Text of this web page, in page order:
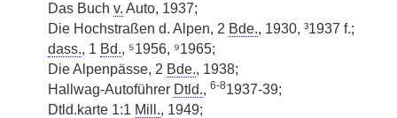
Das Buch v. Auto, 1937;
Die Hochstraßen d. Alpen, 2 Bde., 1930, ³1937 f.;
dass., 1 Bd., ⁵1956, ⁹1965;
Die Alpenpässe, 2 Bde., 1938;
Hallwag-Autoführer Dtld., 6-81937-39;
Dtld.karte 1:1 Mill., 1949;